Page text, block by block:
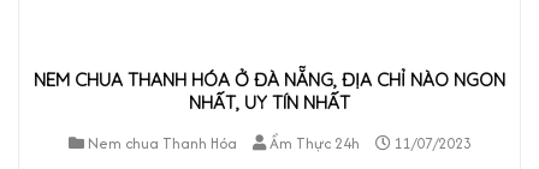
NEM CHUA THANH HÓA Ở ĐÀ NẴNG, ĐỊA CHỈ NÀO NGON
NHẤT, UY TÍN NHẤT
Nem chua Thanh Hóa
Ẩm Thực 24h 11/07/2023